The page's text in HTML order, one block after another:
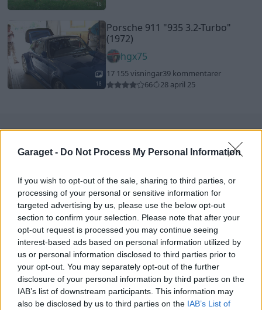
Garaget - Do Not Process My Personal Information
If you wish to opt-out of the sale, sharing to third parties, or
processing of your personal or sensitive information for
targeted advertising by us, please use the below opt-out
section to confirm your selection. Please note that after your
opt-out request is processed you may continue seeing
interest-based ads based on personal information utilized by
us or personal information disclosed to third parties prior to
your opt-out. You may separately opt-out of the further
disclosure of your personal information by third parties on the
IAB’s list of downstream participants. This information may
also be disclosed by us to third parties on the IAB’s List of
16
18
Porsche 911 "935 3.2-Turbo"
(1972)
hgx75
17 155 visningar39 kommentarer
66
28 april 25
Jag tror att folk köper bil av helt fel
anledning.
Senaste inlägget avThe-GOAT för 2 timmar sedaniAllmänt
Detta köpte jag nyss-tråden 9743 svar
Senaste inlägget av Jesper328 för 4 timmar sedan Off topic
Bestyckningsfundering. Zenith INAT 35/40
förgasare
Senaste inlägget av Mossan1 för 6 timmar sedani